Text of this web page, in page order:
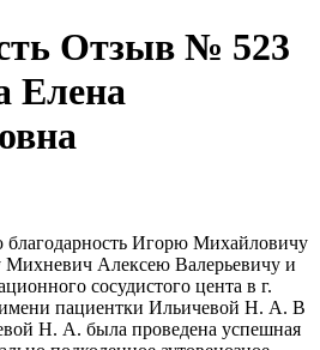
Отзыв № 523
Елена
благодарность Игорю Михайловичу
Михневич Алексею Валерьевичу и
сосудистого цента в г.
пациентки Ильичевой Н. А. В
Н. А. была проведена успешная